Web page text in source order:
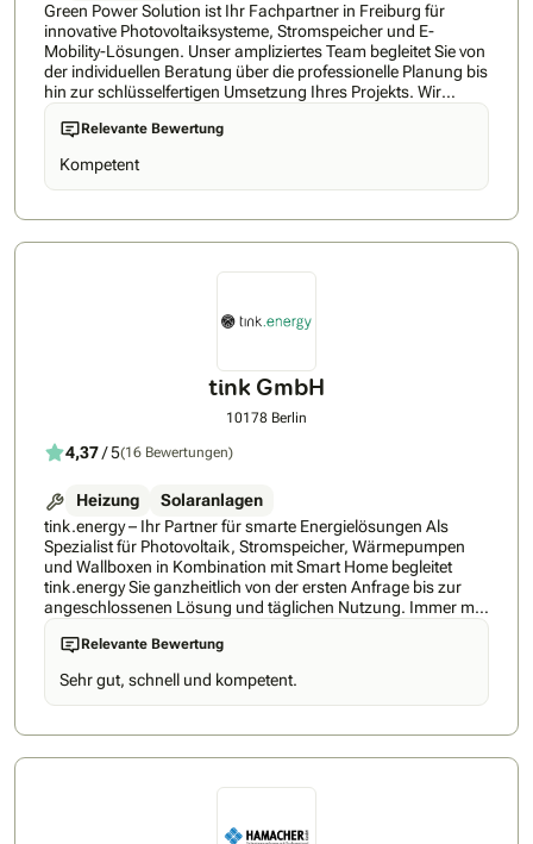
Green Power Solution ist Ihr Fachpartner in Freiburg für
innovative Photovoltaiksysteme, Stromspeicher und E-
Mobility-Lösungen. Unser ampliziertes Team begleitet Sie von
der individuellen Beratung über die professionelle Planung bis
hin zur schlüsselfertigen Umsetzung Ihres Projekts. Wir
setzen auf zukunftssichere Technologien und hochwertige
Komponenten, um Ihnen einen maximalen Eigenverbrauch
Energiepreisen zu ermöglichen. Neben modernen
Photovoltaikanlagen bieten wir Ihnen auch energieeffiziente
Erfahrung und starken Partnerschaften können wir Projekte
Gewerbekunden und Kommunen. Unser Ziel ist es,
nachhaltige Energiekonzepte zu entwickeln, die Umwelt und
ganzheitlicher Betreuung und einem Ansprechpartner für Ihr
gesamtes Energiesystem.
Relevante Bewertung
Kompetent
tink GmbH
10178 Berlin
4,37/ 5(16 Bewertungen)
Heizung
Solaranlagen
tink.energy – Ihr Partner für smarte Energielösungen Als
Spezialist für Photovoltaik, Stromspeicher, Wärmepumpen
und Wallboxen in Kombination mit Smart Home begleitet
tink.energy Sie ganzheitlich von der ersten Anfrage bis zur
angeschlossenen Lösung und täglichen Nutzung. Immer mit
dem Anspruch, höchste Qualität mit regionaler Expertise zu
verbinden – für eine Lösung, die langfristig Ihre Energiekosten
senkt und auf Ihre Bedürfnisse abgestimmt ist. So einfach
geht’s mit unserer Nummer-1-Empfehlung: ✅ Persönliche
Begleitung – Sie erhalten einen festen Energieexperten an
Speicher und Smart Home aus einer Hand, aufeinander
Partnernetzwerk - Erhalten Sie Zugang zu führenden Marken
Relevante Bewertung
Sehr gut, schnell und kompetent.